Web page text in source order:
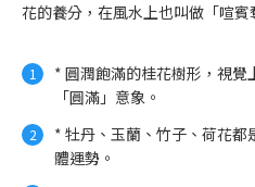
花的養分，在風水上也叫做「喧賓
* 圓潤飽滿的桂花樹形，視
「圓滿」意象。
* 牡丹、玉蘭、竹子、荷花
體運勢。